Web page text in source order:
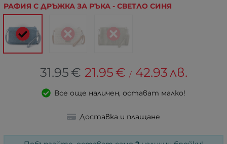
РАФИЯ С ДРЪЖКА ЗА РЪКА - СВЕТЛО СИНЯ
31.95€ 21.95€ / 42.93 лв.
Все още наличен, остават малко!
Доставка и плащане